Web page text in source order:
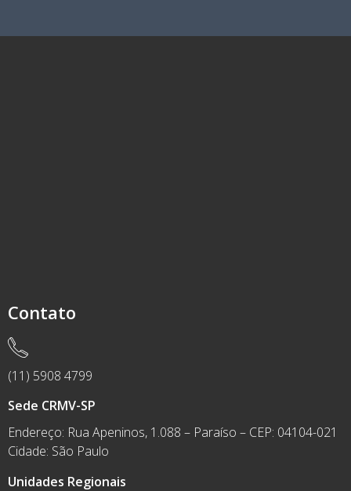
Contato
(11) 5908 4799
Sede CRMV-SP
Endereço: Rua Apeninos, 1.088 – Paraíso – CEP: 04104-021
Cidade: São Paulo
Unidades Regionais